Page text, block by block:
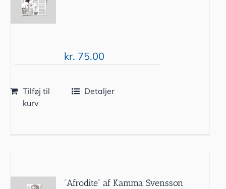
kr. 75.00
Tilføj til
kurv
Detaljer
”Afrodite” af Kamma Svensson